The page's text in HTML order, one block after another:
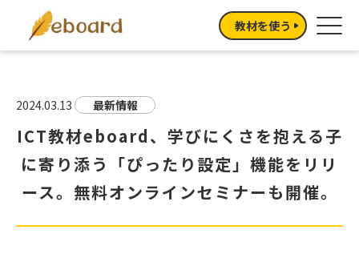
教材を使う
2024.03.13 最新情報
ICT教材eboard、学びにくさを抱える子
に寄り添う「ぴったり設定」機能をリリ
ース。無料オンラインセミナーも開催。